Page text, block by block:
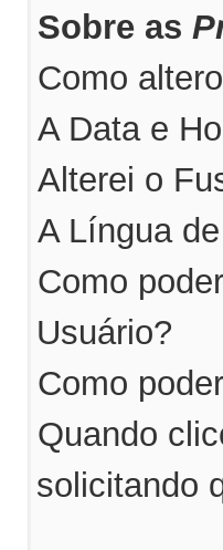
Sobre as
Como
A Data e
Alterei o
A Língua
Como
Usuário?
Como
Quando
solicitando